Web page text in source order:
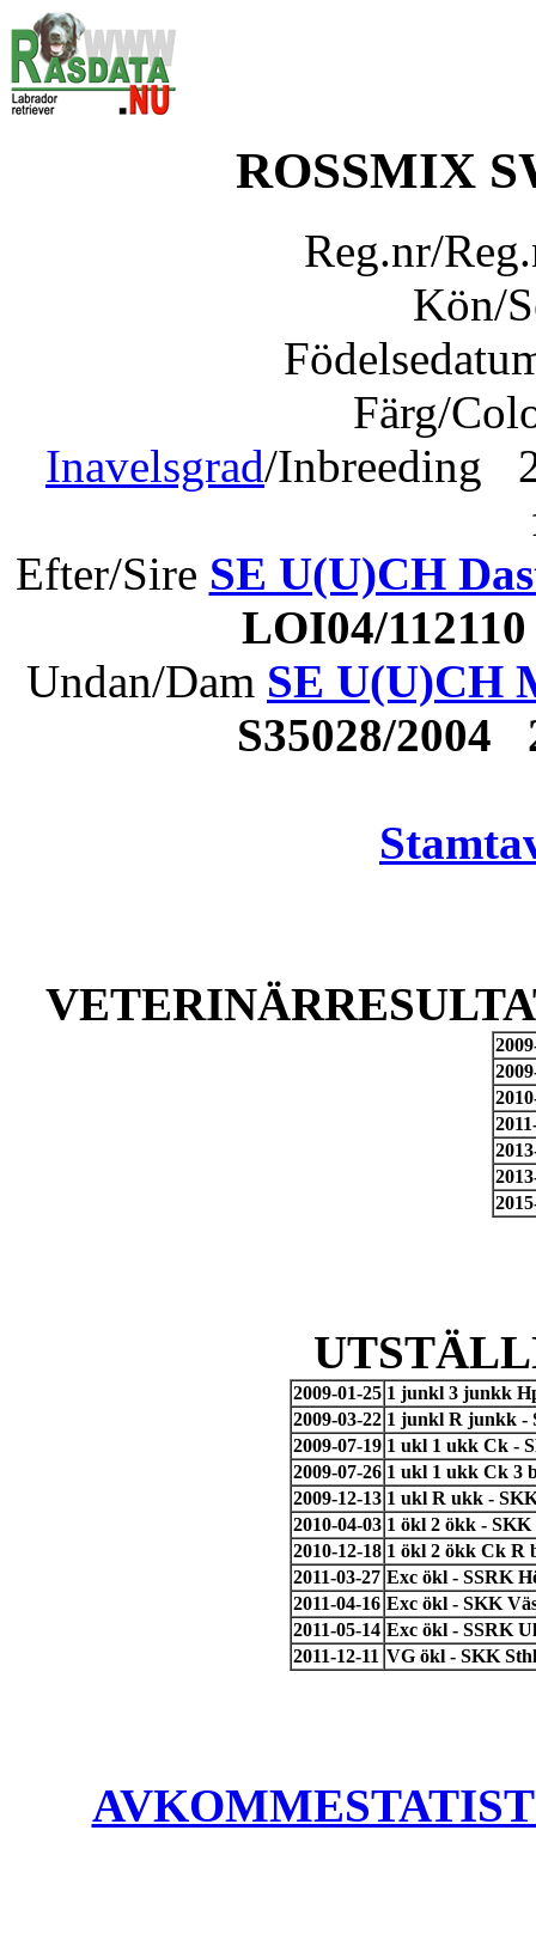
ROSSMIX
Reg.nr/
Kön/
Färg/
Inavelsgrad/Inbreeding
Efter/Sire SE U(U)CH
LOI04/
Undan/Dam SE U(U)CH
S35028/
2009-01-25 1 junkl 3 junkk
2009-03-22 1 junkl R junkk -
2009-07-19 1 ukl 1 ukk Ck -
2009-07-26 1 ukl 1 ukk Ck 3
2009-12-13 1 ukl R ukk -
2010-04-03 1 ökl 2 ökk -
2010-12-18 1 ökl 2 ökk Ck R
2011-03-27 Exc ökl - SSRK
2011-04-16 Exc ökl - SKK
2011-05-14 Exc ökl - SSRK
2011-12-11 VG ökl - SKK